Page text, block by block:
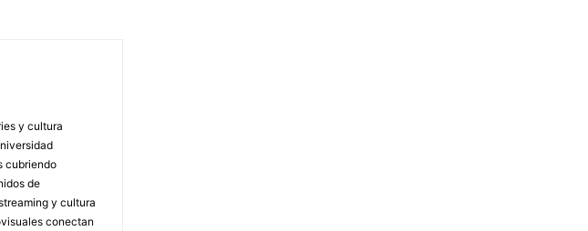
y cultura
cubriendo
de
y cultura
conectan